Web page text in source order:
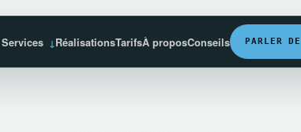
Services RéalisationsTarifsÀ proposConseils PARLER